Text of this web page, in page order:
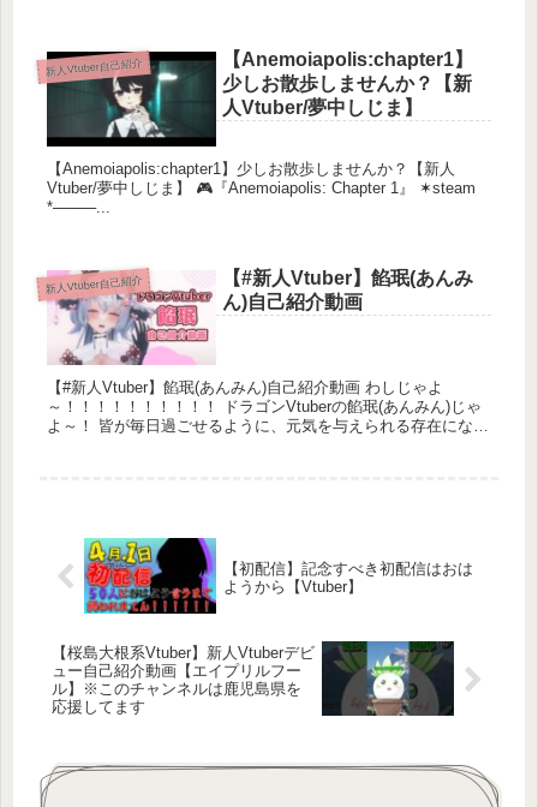
新人Vtuber自己紹介
【Anemoiapolis:chapter1】
少しお散歩しませんか？【新
人Vtuber/夢中しじま】
【Anemoiapolis:chapter1】少しお散歩しませんか？【新人
Vtuber/夢中しじま】 🎮『Anemoiapolis: Chapter 1』 ✶steam
*────...
新人Vtuber自己紹介
【#新人Vtuber】餡珉(あんみ
ん)自己紹介動画
【#新人Vtuber】餡珉(あんみん)自己紹介動画 わしじゃよ
～！！！！！！！！！！ ドラゴンVtuberの餡珉(あんみん)じゃ
よ～！ 皆が毎日過ごせるように、元気を与えられる存在になり
【初配信】記念すべき初配信はおは
ようから【Vtuber】
【桜島大根系Vtuber】新人Vtuberデビ
ュー自己紹介動画【エイプリルフー
ル】※このチャンネルは鹿児島県を
応援してます